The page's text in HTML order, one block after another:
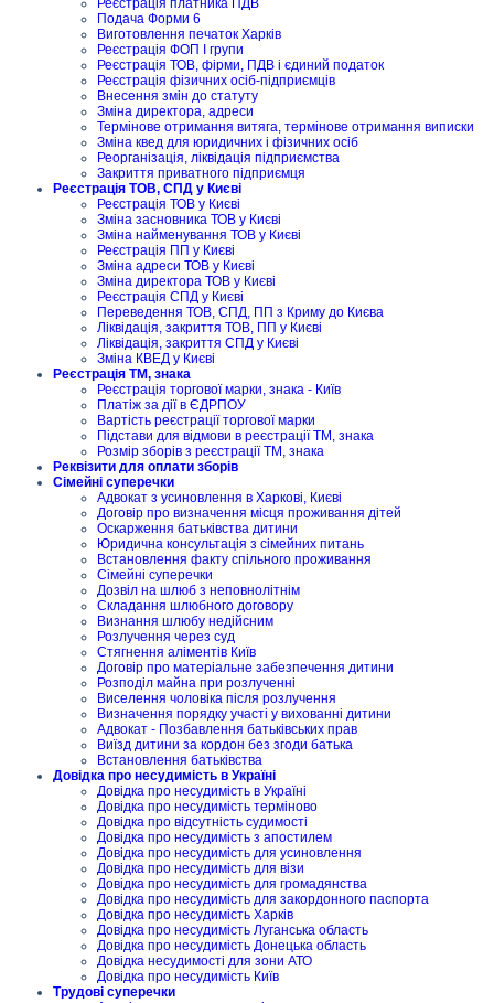
Реєстрація платника ПДВ
Подача Форми 6
Виготовлення печаток Харків
Реєстрація ФОП I групи
Реєстрація ТОВ, фірми, ПДВ і єдиний податок
Реєстрація фізичних осіб-підприємців
Внесення змін до статуту
Зміна директора, адреси
Термінове отримання витяга, термінове отримання виписки
Зміна квед для юридичних і фізичних осіб
Реорганізація, ліквідація підприємства
Закриття приватного підприємця
Реєстрація ТОВ, СПД у Києві
Реєстрація ТОВ у Києві
Зміна засновника ТОВ у Києві
Зміна найменування ТОВ у Києві
Реєстрація ПП у Києві
Зміна адреси ТОВ у Києві
Зміна директора ТОВ у Києві
Реєстрація СПД у Києві
Переведення ТОВ, СПД, ПП з Криму до Києва
Ліквідація, закриття ТОВ, ПП у Києві
Ліквідація, закриття СПД у Києві
Зміна КВЕД у Києві
Реєстрація ТМ, знака
Реєстрація торгової марки, знака - Київ
Платіж за дії в ЄДРПОУ
Вартість реєстрації торгової марки
Підстави для відмови в реєстрації ТМ, знака
Розмір зборів з реєстрації ТМ, знака
Реквізити для оплати зборів
Сімейні суперечки
Адвокат з усиновлення в Харкові, Києві
Договір про визначення місця проживання дітей
Оскарження батьківства дитини
Юридична консультація з сімейних питань
Встановлення факту спільного проживання
Сімейні суперечки
Дозвіл на шлюб з неповнолітнім
Складання шлюбного договору
Визнання шлюбу недійсним
Розлучення через суд
Стягнення аліментів Київ
Договір про матеріальне забезпечення дитини
Розподіл майна при розлученні
Виселення чоловіка після розлучення
Визначення порядку участі у вихованні дитини
Адвокат - Позбавлення батьківських прав
Виїзд дитини за кордон без згоди батька
Встановлення батьківства
Довідка про несудимість в Україні
Довідка про несудимість в Україні
Довідка про несудимість терміново
Довідка про відсутність судимості
Довідка про несудимість з апостилем
Довідка про несудимість для усиновлення
Довідка про несудимість для візи
Довідка про несудимість для громадянства
Довідка про несудимість для закордонного паспорта
Довідка про несудимість Харків
Довідка про несудимість Луганська область
Довідка про несудимість Донецька область
Довідка несудимості для зони АТО
Довідка про несудимість Київ
Трудові суперечки